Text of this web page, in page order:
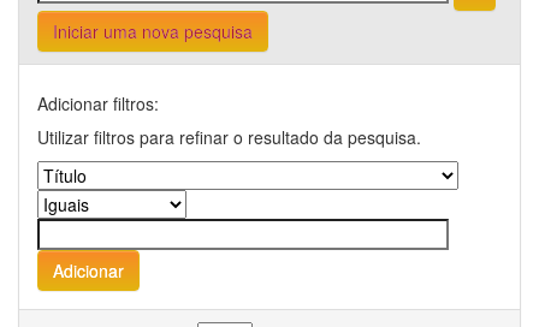
Iniciar uma nova pesquisa
Adicionar filtros:
Utilizar filtros para refinar o resultado da pesquisa.